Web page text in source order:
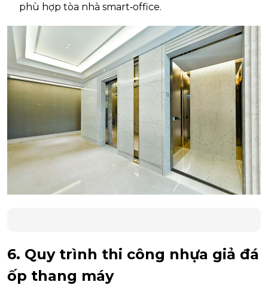
phù hợp tòa nhà smart‑office.
6. Quy trình thi công nhựa giả đá
ốp thang máy